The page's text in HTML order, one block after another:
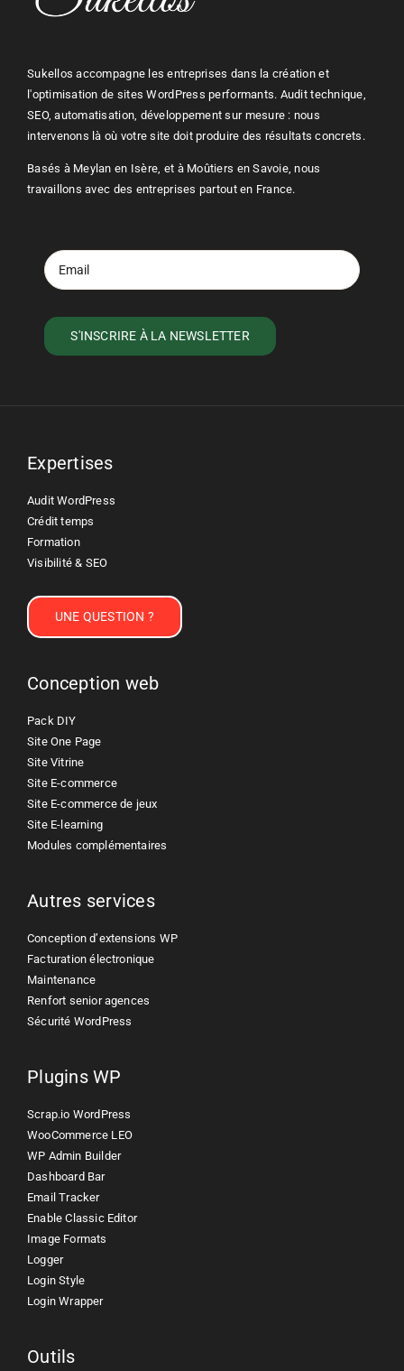
Sukellos accompagne les entreprises dans la création et
l'optimisation de sites WordPress performants. Audit technique,
SEO, automatisation, développement sur mesure : nous
intervenons là où votre site doit produire des résultats concrets.
Basés à Meylan en Isère, et à Moûtiers en Savoie, nous
travaillons avec des entreprises partout en France.
Expertises
Audit WordPress
Crédit temps
Formation
Visibilité & SEO
UNE QUESTION ?
Conception web
Pack DIY
Site One Page
Site Vitrine
Site E-commerce
Site E-commerce de jeux
Site E-learning
Modules complémentaires
Autres services
Conception d’extensions WP
Facturation électronique
Maintenance
Renfort senior agences
Sécurité WordPress
Plugins WP
Scrap.io WordPress
WooCommerce LEO
WP Admin Builder
Dashboard Bar
Email Tracker
Enable Classic Editor
Image Formats
Logger
Login Style
Login Wrapper
Outils